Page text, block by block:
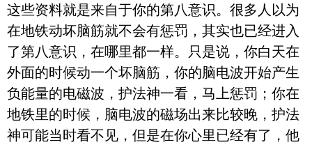
这些资料就是来自于你的第八意识。很多人以为
在地铁动坏脑筋就不会有惩罚，其实也已经进入
了第八意识，在哪里都一样。只是说，你白天在
外面的时候动一个坏脑筋，你的脑电波开始产生
负能量的电磁波，护法神一看，马上惩罚；你在
地铁里的时候，脑电波的磁场出来比较晚，护法
神可能当时看不见，但是在你心里已经有了，他